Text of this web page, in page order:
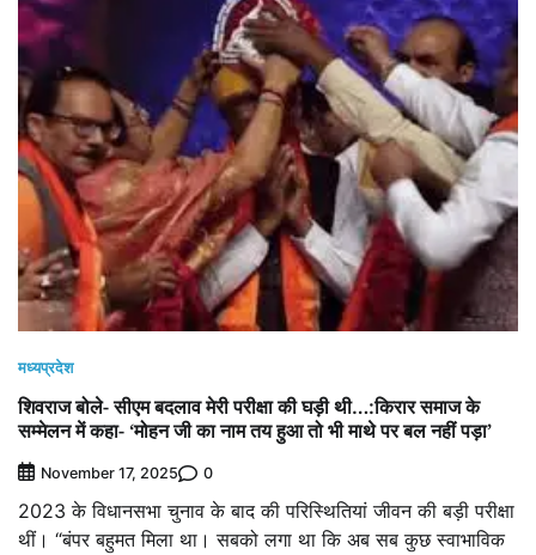
मध्यप्रदेश
शिवराज बोले- सीएम बदलाव मेरी परीक्षा की घड़ी थी…:किरार समाज के
सम्मेलन में कहा- ‘मोहन जी का नाम तय हुआ तो भी माथे पर बल नहीं पड़ा’
November 17, 2025 0
2023 के विधानसभा चुनाव के बाद की परिस्थितियां जीवन की बड़ी परीक्षा
थीं। “बंपर बहुमत मिला था। सबको लगा था कि अब सब कुछ स्वाभाविक